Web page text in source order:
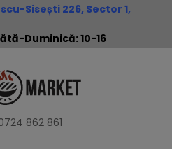
Sisești 226, Sector 1,
Duminică: 10-16
862 861